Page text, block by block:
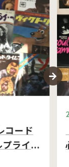
コード
ライ